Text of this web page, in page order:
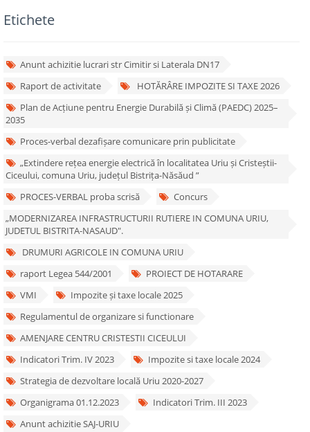
Etichete
Anunt achizitie lucrari str Cimitir si Laterala DN17
Raport de activitate
HOTĂRÂRE IMPOZITE SI TAXE 2026
Plan de Acțiune pentru Energie Durabilă și Climă (PAEDC) 2025–
2035
Proces-verbal dezafișare comunicare prin publicitate
„Extindere rețea energie electrică în localitatea Uriu și Cristeștii-
Ciceului, comuna Uriu, județul Bistrița-Năsăud ”
PROCES-VERBAL proba scrisă
Concurs
„MODERNIZAREA INFRASTRUCTURII RUTIERE IN COMUNA URIU,
JUDETUL BISTRITA-NASAUD".
DRUMURI AGRICOLE IN COMUNA URIU
raport Legea 544/2001
PROIECT DE HOTARARE
VMI
Impozite și taxe locale 2025
Regulamentul de organizare si functionare
AMENJARE CENTRU CRISTESTII CICEULUI
Indicatori Trim. IV 2023
Impozite si taxe locale 2024
Strategia de dezvoltare locală Uriu 2020-2027
Organigrama 01.12.2023
Indicatori Trim. III 2023
Anunt achizitie SAJ-URIU